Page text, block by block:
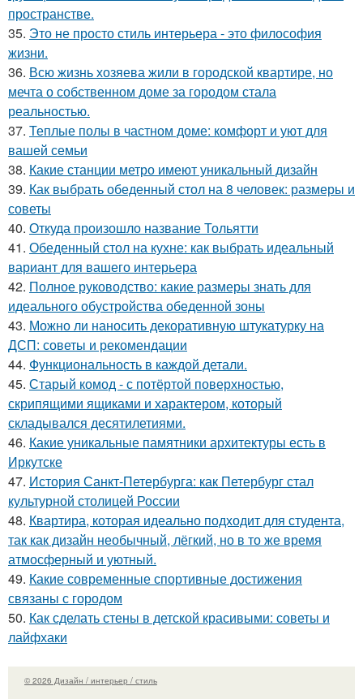
пространстве.
35. Это не просто стиль интерьера - это философия
жизни.
36. Всю жизнь хозяева жили в городской квартире, но
мечта о собственном доме за городом стала
реальностью.
37. Теплые полы в частном доме: комфорт и уют для
вашей семьи
38. Какие станции метро имеют уникальный дизайн
39. Как выбрать обеденный стол на 8 человек: размеры и
советы
40. Откуда произошло название Тольятти
41. Обеденный стол на кухне: как выбрать идеальный
вариант для вашего интерьера
42. Полное руководство: какие размеры знать для
идеального обустройства обеденной зоны
43. Можно ли наносить декоративную штукатурку на
ДСП: советы и рекомендации
44. Функциональность в каждой детали.
45. Старый комод - с потёртой поверхностью,
скрипящими ящиками и характером, который
складывался десятилетиями.
46. Какие уникальные памятники архитектуры есть в
Иркутске
47. История Санкт-Петербурга: как Петербург стал
культурной столицей России
48. Квартира, которая идеально подходит для студента,
так как дизайн необычный, лёгкий, но в то же время
атмосферный и уютный.
49. Какие современные спортивные достижения
связаны с городом
50. Как сделать стены в детской красивыми: советы и
лайфхаки
© 2026 Дизайн / интерьер / стиль